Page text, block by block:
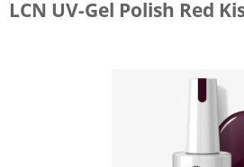
LCN UV-Gel Polish Red